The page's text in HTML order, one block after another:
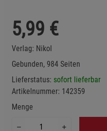
5,99 €
Verlag: Nikol
Gebunden, 984 Seiten
Lieferstatus: sofort lieferbar
Artikelnummer: 142359
Menge